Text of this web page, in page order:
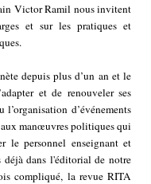
Victor Ramil nous invitent
et sur les pratiques et
depuis plus d’un an et le
et de renouveler ses
d’événements
aux manœuvres politiques qui
le personnel enseignant et
dans l'éditorial de notre
compliqué, la revue RITA